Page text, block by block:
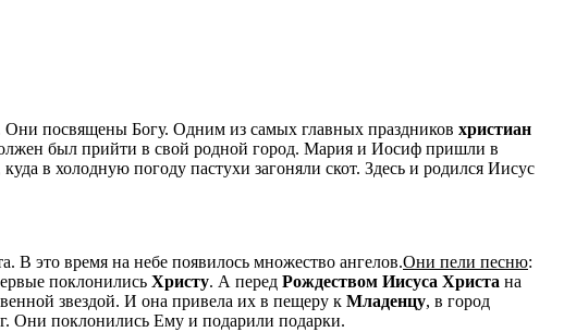
посвящены Богу. Одним из самых главных праздников христиан
был прийти в свой родной город. Мария и Иосиф пришли в
в холодную погоду пастухи загоняли скот. Здесь и родился Иисус
В это время на небе появилось множество ангелов.Они пели песню:
поклонились Христу. А перед Рождеством Иисуса Христа на
звездой. И она привела их в пещеру к Младенцу, в город
Они поклонились Ему и подарили подарки.